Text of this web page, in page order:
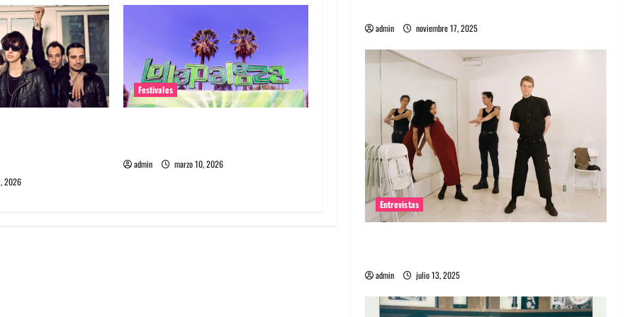
2026
Festivales
admin marzo 10, 2026
admin noviembre 17, 2025
Entrevistas
admin julio 13, 2025